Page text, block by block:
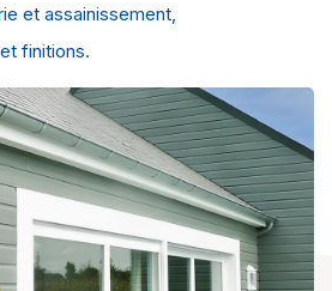
et assainissement,
finitions.